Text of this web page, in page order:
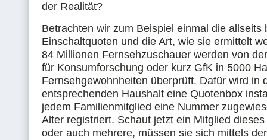
der Realität?
Betrachten wir zum Beispiel einmal die allseits
Einschaltquoten und die Art, wie sie ermittelt
84 Millionen Fernsehzuschauer werden von
für Konsumforschung oder kurz GfK in 5000
Fernsehgewohnheiten überprüft. Dafür wird in
entsprechenden Haushalt eine Quotenbox
jedem Familienmitglied eine Nummer
Alter registriert. Schaut jetzt ein Mitglied
oder auch mehrere, müssen sie sich mittels